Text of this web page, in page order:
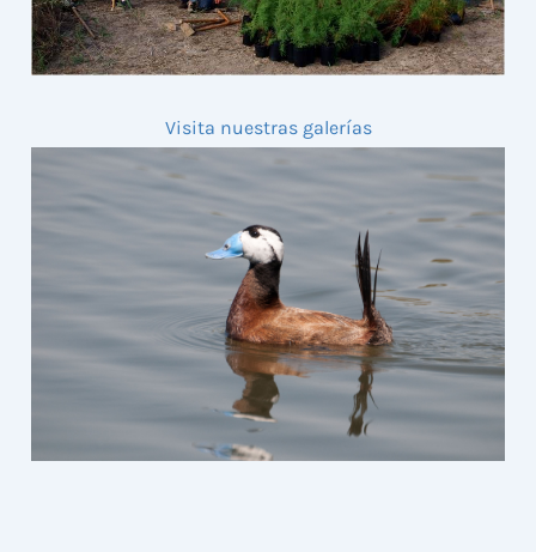
Visita nuestras galerías